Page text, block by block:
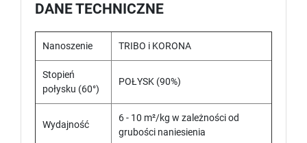
DANE TECHNICZNE
Nanoszenie TRIBO i KORONA
Stopień
połysku (60°)
POŁYSK (90%)
Wydajność
6 - 10 m²/kg w zależności od
grubości naniesienia